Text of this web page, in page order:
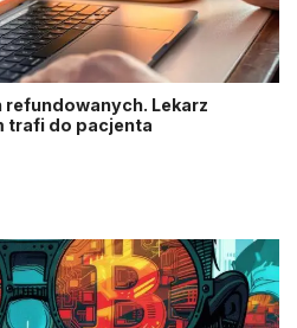
refundowanych. Lekarz
trafi do pacjenta